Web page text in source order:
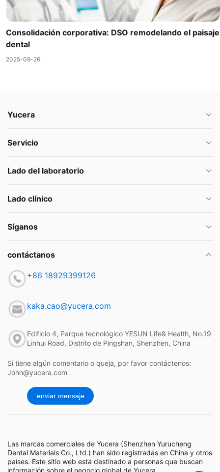
Consolidación corporativa: DSO remodelando el paisaje
dental
2025-09-26
Yucera
Servicio
Lado del laboratorio
Lado clínico
Síganos
contáctanos
+86 18929399126
kaka.cao@yucera.com
Edificio 4, Parque tecnológico YESUN Life& Health, No.19
Linhui Road, Distrito de Pingshan, Shenzhen, China
Si tiene algún comentario o queja, por favor contáctenos:
John@yucera.com
enviar mensaje
Las marcas comerciales de Yucera (Shenzhen Yurucheng
Dental Materials Co., Ltd.) han sido registradas en China y otros
países. Este sitio web está destinado a personas que buscan